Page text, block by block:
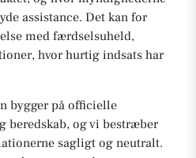
assistance. Det kan for
med færdselsuheld,
hvor hurtig indsats har
bygger på officielle
beredskab, og vi bestræber
sagligt og neutralt.